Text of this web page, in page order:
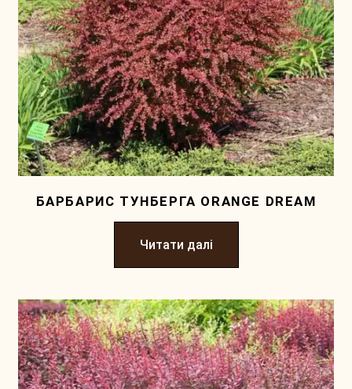
БАРБАРИС ТУНБЕРГА ORANGE DREAM
Читати далі